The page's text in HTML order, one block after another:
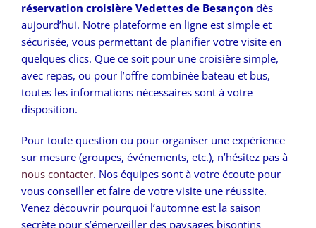
réservation croisière Vedettes de Besançon dès
aujourd’hui. Notre plateforme en ligne est simple et
sécurisée, vous permettant de planifier votre visite en
quelques clics. Que ce soit pour une croisière simple,
avec repas, ou pour l’offre combinée bateau et bus,
toutes les informations nécessaires sont à votre
disposition.
Pour toute question ou pour organiser une expérience
sur mesure (groupes, événements, etc.), n’hésitez pas à
nous contacter. Nos équipes sont à votre écoute pour
vous conseiller et faire de votre visite une réussite.
Venez découvrir pourquoi l’automne est la saison
secrète pour s’émerveiller des paysages bisontins